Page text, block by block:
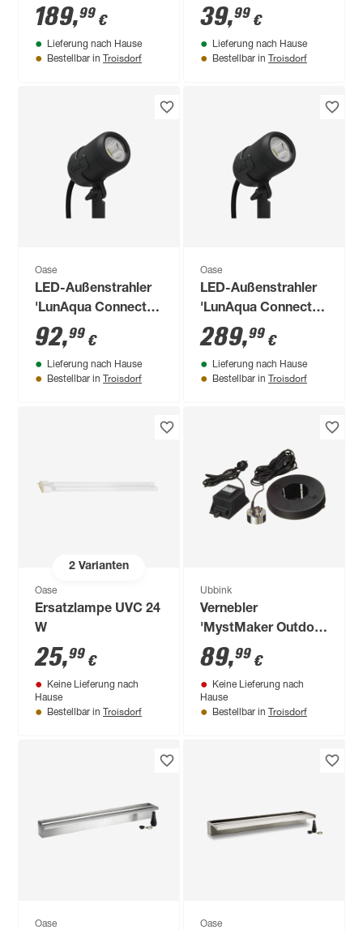
189,99 €
Lieferung nach Hause
Bestellbar in Troisdorf
warmweiß 10 m
39,99 €
Lieferung nach Hause
Bestellbar in Troisdorf
Oase
LED-Außenstrahler
'LunAqua Connect' 4
W 250 lm warmweiß
IP 68, IP 67 Ø 6,1 x
9,8 cm
92,99 €
Lieferung nach Hause
Bestellbar in Troisdorf
Oase
LED-Außenstrahler
'LunAqua Connect'
11 W 200 lm RGB -
tunable white IP 68,
IP 67 Ø 6,1 x 9,8 cm
289,99 €
Lieferung nach Hause
Bestellbar in Troisdorf
2Varianten
Oase
Ersatzlampe UVC 24
W
25,99 €
Keine Lieferung nach
Hause
Bestellbar in Troisdorf
Ubbink
Vernebler
'MystMaker Outdoor
III' 60 W
89,99 €
Keine Lieferung nach
Hause
Bestellbar in Troisdorf
Oase Oase